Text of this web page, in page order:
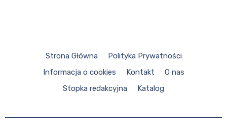
Strona Główna
Polityka Prywatności
Informacja o cookies
Kontakt
O nas
Stopka redakcyjna
Katalog